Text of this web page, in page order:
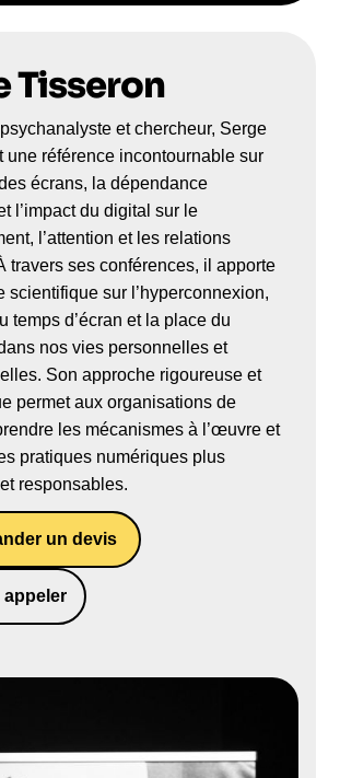
Tisseron
et chercheur, Serge
une référence incontournable sur
écrans, la dépendance
l’impact du digital sur le
l’attention et les relations
travers ses conférences, il apporte
scientifique sur l’hyperconnexion,
temps d’écran et la place du
nos vies personnelles et
Son approche rigoureuse et
permet aux organisations de
les mécanismes à l’œuvre et
pratiques numériques plus
responsables.
un devis
appeler